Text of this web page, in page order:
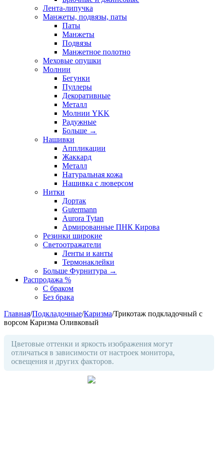
Лента-липучка
Манжеты, подвязы, паты
Паты
Манжеты
Подвязы
Манжетное полотно
Меховые опушки
Молнии
Бегунки
Пуллеры
Декоративные
Металл
Молнии YKK
Радужные
Больше →
Нашивки
Аппликации
Жаккард
Металл
Натуральная кожа
Нашивка с люверсом
Нитки
Дортак
Gutermann
Aurora Tytan
Армированные ПНК Кирова
Резинки широкие
Светоотражатели
Ленты и канты
Термонаклейки
Больше Фурнитура →
Распродажа %
С браком
Без брака
Главная/Подкладочные/Каризма/Трикотаж подкладочный с
ворсом Каризма Оливковый
Цветовые оттенки и яркость изображения могут
отличаться в зависимости от настроек монитора,
освещения и других факторов.